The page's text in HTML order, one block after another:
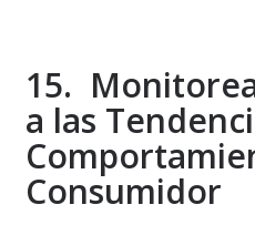
15.
a las
Consumidor